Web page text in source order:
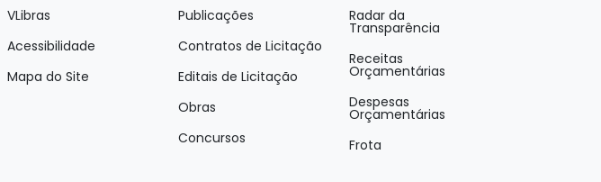
VLibras
Acessibilidade
Mapa do Site
Publicações
Contratos de Licitação
Editais de Licitação
Obras
Concursos
Radar da
Transparência
Receitas
Orçamentárias
Despesas
Orçamentárias
Frota